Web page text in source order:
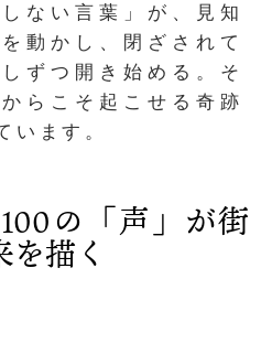
ない言葉」が、見知
動かし、閉ざされて
ずつ開き始める。そ
らこそ起こせる奇跡
います。
の「声」が街
描く